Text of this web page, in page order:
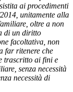
ai procedimenti
unitamente alla
oltre a non
di un diritto
facoltativa, non
far ritenere che
trascritto ai fini e
senza necessità
necessità di